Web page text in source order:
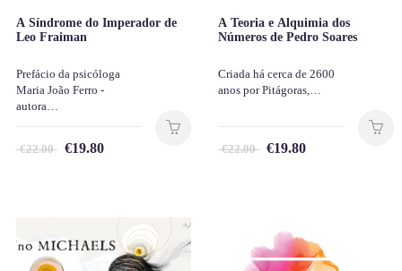
A Síndrome do Imperador de
Leo Fraiman
Prefácio da psicóloga
Maria João Ferro -
autora…
€22.00 €19.80
A Teoria e Alquimia dos
Números de Pedro Soares
Criada há cerca de 2600
anos por Pitágoras,…
€22.00 €19.80